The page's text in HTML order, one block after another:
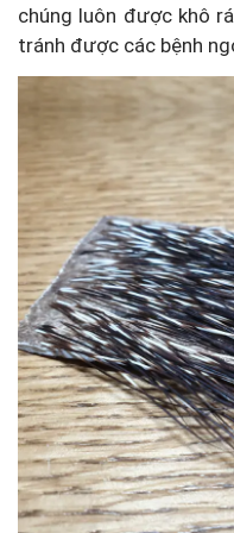
chúng luôn được khô
tránh được các bệnh